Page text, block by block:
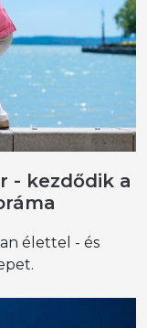
- kezdődik a
élettel - és